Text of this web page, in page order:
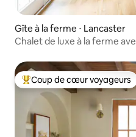
Gîte à la ferme ⋅ Lancaster
Chalet de luxe à la ferme
Coups de cœur voyageurs
Coup de cœur voyageurs